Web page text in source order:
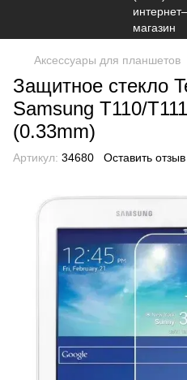
Аксессуары для планшетов
Защитное стекло
Samsung T110/
(0.33mm)
Артикул: 34680 Оставить отзыв